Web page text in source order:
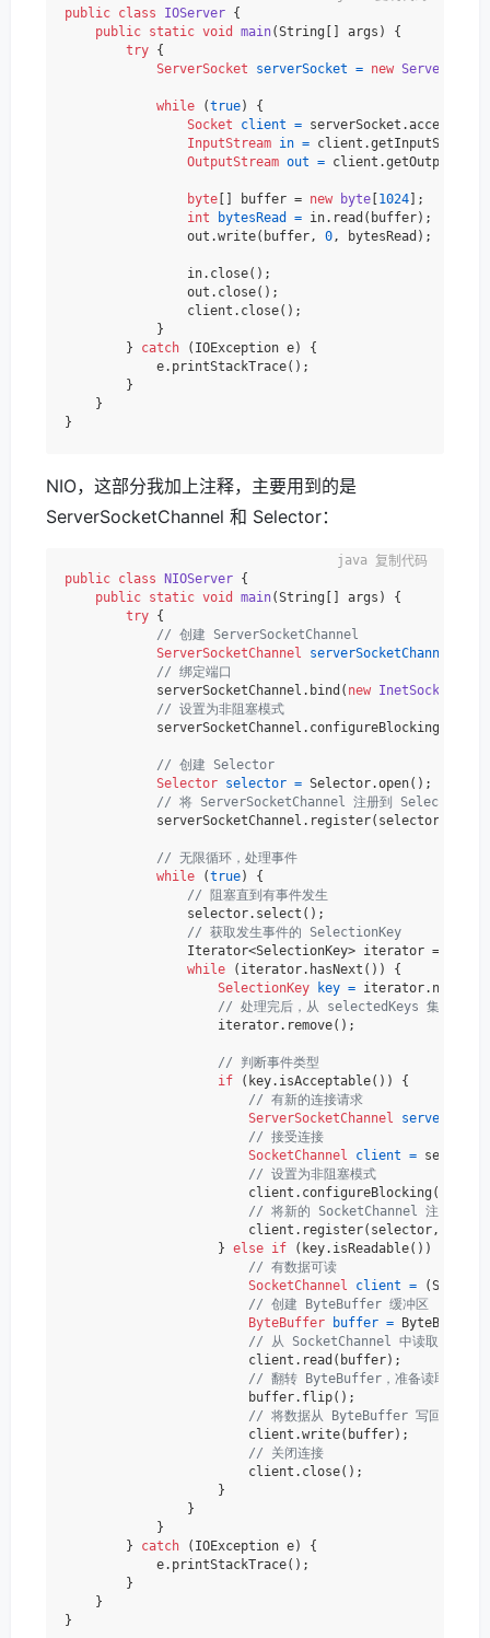
public class IOServer {
public static void main(String[] args)
{
try {
ServerSocket
serverSocket = new
while (true) {
Socket
client = serverSocket.accept();
InputStream in =
OutputStream out =
byte [] buffer = new byte 1024 ];
int
bytesRead = in.read(buffer);
                out.write(buffer,
0, bytesRead);
                in.close();
                out.close();
                client.close();
            }
        }
catch (IOException e) {
            e.printStackTrace();
        }
    }
NIO，这部分我加上注释，主要用到的是
ServerSocketChannel 和 Selector：
public class NIOServer {
public static void main(String[] args)
{
try {
// 创建 ServerSocketChannel
ServerSocketChannel
serverSocketChannel
// 绑定端口
            serverSocketChannel.bind(
new
// 设置为非阻塞模式
            serverSocketChannel.configureBlocking(
// 创建 Selector
Selector selector = Selector.open();
// 将 ServerSocketChannel 注册到 Selector，关注
serverSocketChannel.register(selector,
// 无限循环，处理事件
while (true) {
// 阻塞直到有事件发生
                selector.select();
// 获取发生事件的 SelectionKey
Iterator<SelectionKey> iterator =
while (iterator.hasNext()) {
SelectionKey
key = iterator.next();
// 处理完后，从 selectedKeys 集合中移
                    iterator.remove();
// 判断事件类型
if (key.isAcceptable()) {
// 有新的连接请求
ServerSocketChannel
server
// 接受连接
SocketChannel
client =
// 设置为非阻塞模式
                        client.configureBlocking(
// 将新的 SocketChannel 注册到
client.register(selector,
                    }
else if (key.isReadable()) {
// 有数据可读
SocketChannel
client =
// 创建 ByteBuffer 缓冲区
ByteBuffer
buffer =
// 从 SocketChannel 中读取数据并
                        client.read(buffer);
// 翻转 ByteBuffer，准备读取
                        buffer.flip();
// 将数据从 ByteBuffer 写回到
                        client.write(buffer);
// 关闭连接
                        client.close();
                    }
                }
            }
        }
catch (IOException e) {
            e.printStackTrace();
        }
    }
复制代码